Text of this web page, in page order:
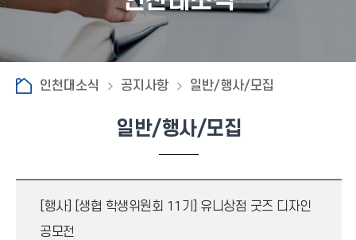
인천대소식 공지사항 일반/행사/모집
일반/행사/모집
[행사]
[생협 학생위원회 11기] 유니상점 굿즈 디자인
공모전